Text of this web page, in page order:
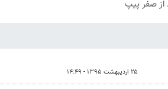
۲۵ اردیبهشت ۱۳۹۵ - ۱۴:۴۹